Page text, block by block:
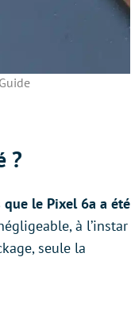
?
que le Pixel 6a a été
à l’instar
seule la